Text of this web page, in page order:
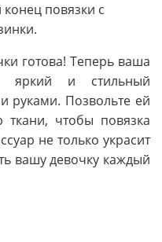
повязки с
готова! Теперь ваша
яркий и стильный
руками. Позвольте ей
чтобы повязка
не только украсит
вашу девочку каждый